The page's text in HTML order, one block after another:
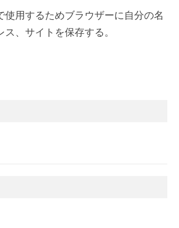
使用するためブラウザーに自分の名
、サイトを保存する。